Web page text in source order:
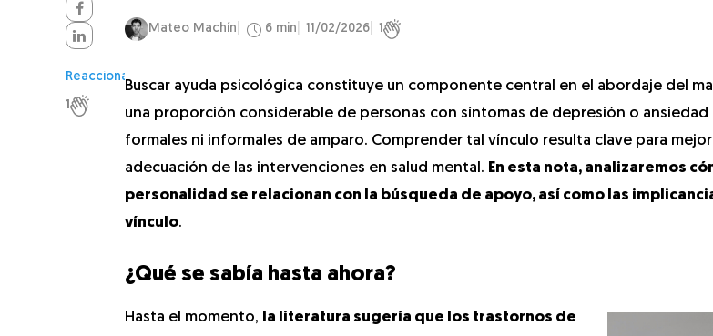
Reacciona
1
Mateo Machín 6 min 11/02/2026 1
Buscar ayuda psicológica constituye un componente central en el abordaje del
una proporción considerable de personas con síntomas de depresión o
formales ni informales de amparo. Comprender tal vínculo resulta clave para
adecuación de las intervenciones en salud mental. En esta nota, analizaremos
personalidad se relacionan con la búsqueda de apoyo, así como las
vínculo.
¿Qué se sabía hasta ahora?
Hasta el momento,
la literatura sugería que los trastornos de